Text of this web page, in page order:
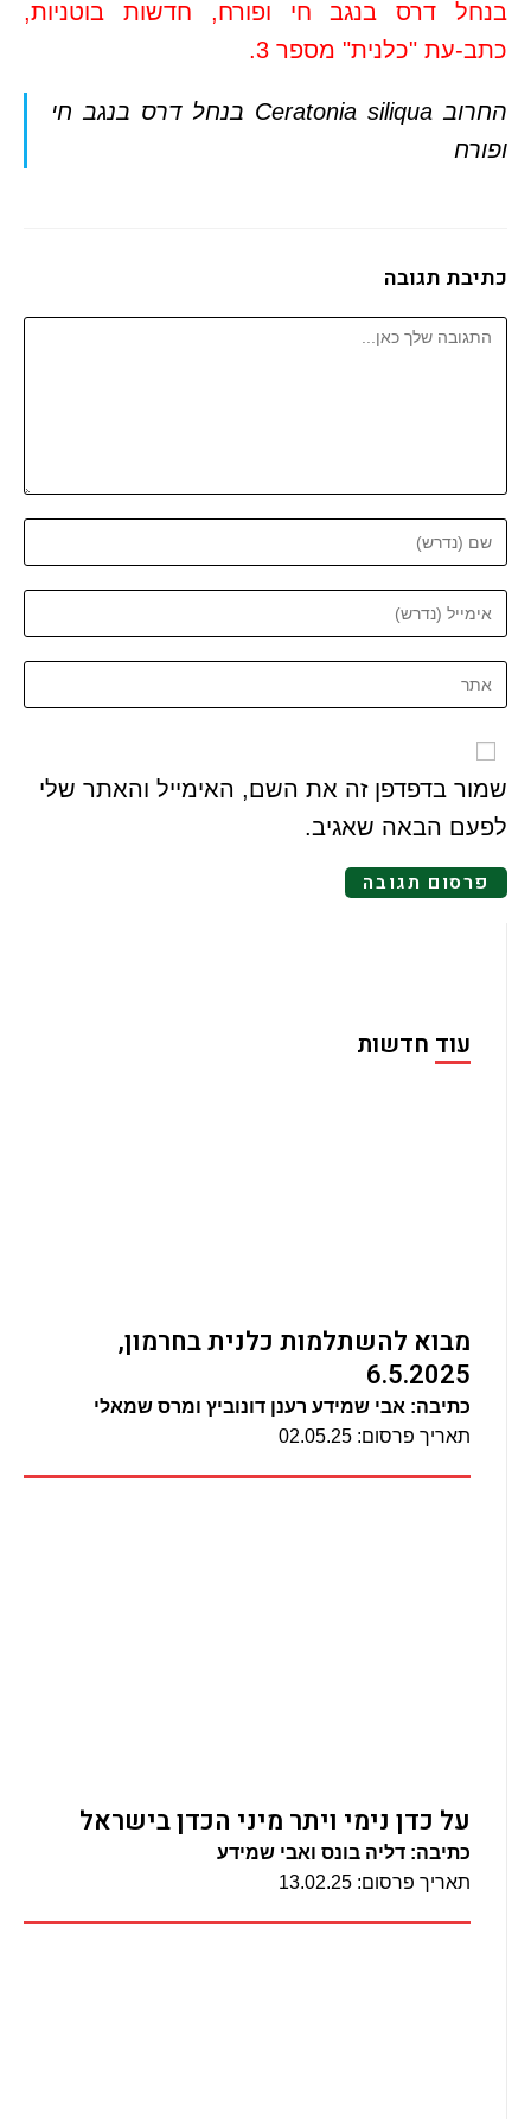
בנחל דרס בנגב חי ופורח, חדשות בוטניות,
כתב-עת "כלנית" מספר 3.
החרוב Ceratonia siliqua בנחל דרס בנגב חי
ופורח
כתיבת תגובה
שמור בדפדפן זה את השם, האימייל והאתר שלי
לפעם הבאה שאגיב.
עוד חדשות
מבוא להשתלמות כלנית בחרמון,
6.5.2025
כתיבה: אבי שמידע רענן דונוביץ ומרס שמאלי
תאריך פרסום: 02.05.25
על כדן נימי ויתר מיני הכדן בישראל
כתיבה: דליה בונס ואבי שמידע
תאריך פרסום: 13.02.25